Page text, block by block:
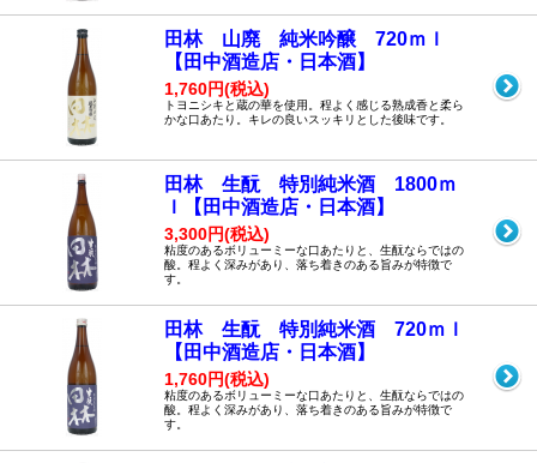
田林 山廃 純米吟醸 720ｍｌ
【田中酒造店・日本酒】
1,760円(税込)
トヨニシキと蔵の華を使用。程よく感じる熟成香と柔ら
かな口あたり。キレの良いスッキリとした後味です。
田林 生酛 特別純米酒 1800ｍ
ｌ【田中酒造店・日本酒】
3,300円(税込)
粘度のあるボリューミーな口あたりと、生酛ならではの
酸。程よく深みがあり、落ち着きのある旨みが特徴で
す。
田林 生酛 特別純米酒 720ｍｌ
【田中酒造店・日本酒】
1,760円(税込)
粘度のあるボリューミーな口あたりと、生酛ならではの
酸。程よく深みがあり、落ち着きのある旨みが特徴で
す。